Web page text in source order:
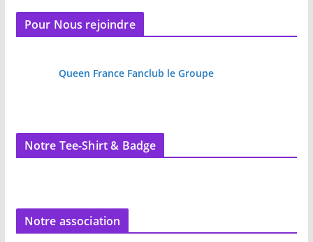
Pour Nous rejoindre
Queen France Fanclub le Groupe
Notre Tee-Shirt & Badge
Notre association